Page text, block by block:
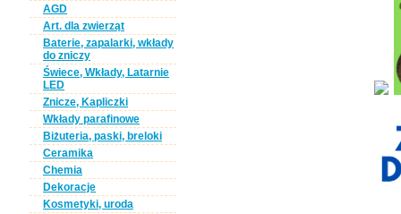
AGD
Art. dla zwierząt
Baterie, zapalarki, wkłady
do zniczy
Świece, Wkłady, Latarnie
LED
Znicze, Kapliczki
Wkłady parafinowe
Biżuteria, paski, breloki
Ceramika
Chemia
Dekoracje
Kosmetyki, uroda